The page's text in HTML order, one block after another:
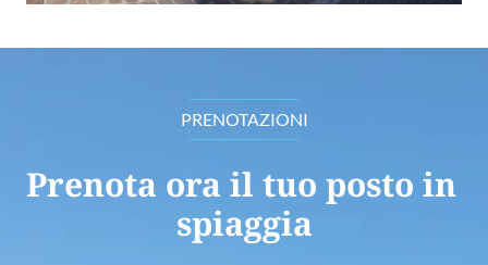
PRENOTAZIONI
Prenota ora il tuo posto in
spiaggia